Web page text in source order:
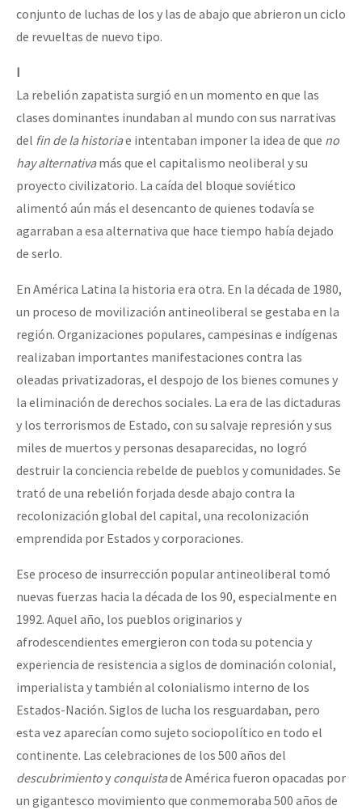
conjunto de luchas de los y las de abajo que abrieron un ciclo
de revueltas de nuevo tipo.
I
La rebelión zapatista surgió en un momento en que las
clases dominantes inundaban al mundo con sus narrativas
del fin de la historiae intentaban imponer la idea de que no
hay alternativamás que el capitalismo neoliberal y su
proyecto civilizatorio. La caída del bloque soviético
alimentó aún más el desencanto de quienes todavía se
agarraban a esa alternativa que hace tiempo había dejado
de serlo.
En América Latina la historia era otra. En la década de 1980,
un proceso de movilización antineoliberal se gestaba en la
región. Organizaciones populares, campesinas e indígenas
realizaban importantes manifestaciones contra las
oleadas privatizadoras, el despojo de los bienes comunes y
la eliminación de derechos sociales. La era de las dictaduras
y los terrorismos de Estado, con su salvaje represión y sus
miles de muertos y personas desaparecidas, no logró
destruir la conciencia rebelde de pueblos y comunidades. Se
trató de una rebelión forjada desde abajo contra la
recolonización global del capital, una recolonización
emprendida por Estados y corporaciones.
Ese proceso de insurrección popular antineoliberal tomó
nuevas fuerzas hacia la década de los 90, especialmente en
1992. Aquel año, los pueblos originarios y
afrodescendientes emergieron con toda su potencia y
experiencia de resistencia a siglos de dominación colonial,
imperialista y también al colonialismo interno de los
Estados-Nación. Siglos de lucha los resguardaban, pero
esta vez aparecían como sujeto sociopolítico en todo el
continente. Las celebraciones de los 500 años del
descubrimientoy conquistade América fueron opacadas por
un gigantesco movimiento que conmemoraba 500 años de